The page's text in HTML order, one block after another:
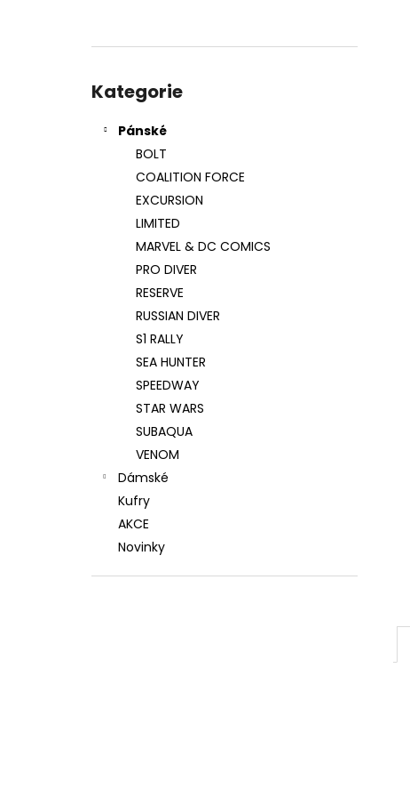
kategorie
Kategorie
Pánské
BOLT
COALITION FORCE
EXCURSION
LIMITED
MARVEL & DC COMICS
PRO DIVER
RESERVE
RUSSIAN DIVER
S1 RALLY
SEA HUNTER
SPEEDWAY
STAR WARS
SUBAQUA
VENOM
Dámské
Kufry
AKCE
Novinky